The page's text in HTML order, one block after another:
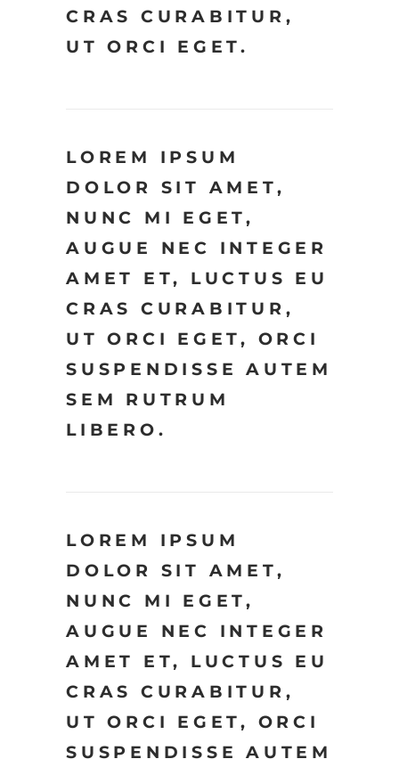
CRAS CURABITUR,
UT ORCI EGET.
LOREM IPSUM
DOLOR SIT AMET,
NUNC MI EGET,
AUGUE NEC INTEGER
AMET ET, LUCTUS EU
CRAS CURABITUR,
UT ORCI EGET, ORCI
SUSPENDISSE AUTEM
SEM RUTRUM
LIBERO.
LOREM IPSUM
DOLOR SIT AMET,
NUNC MI EGET,
AUGUE NEC INTEGER
AMET ET, LUCTUS EU
CRAS CURABITUR,
UT ORCI EGET, ORCI
SUSPENDISSE AUTEM